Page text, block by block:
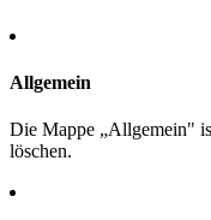
Allgemein
Die Mappe „Allgemein"
löschen.